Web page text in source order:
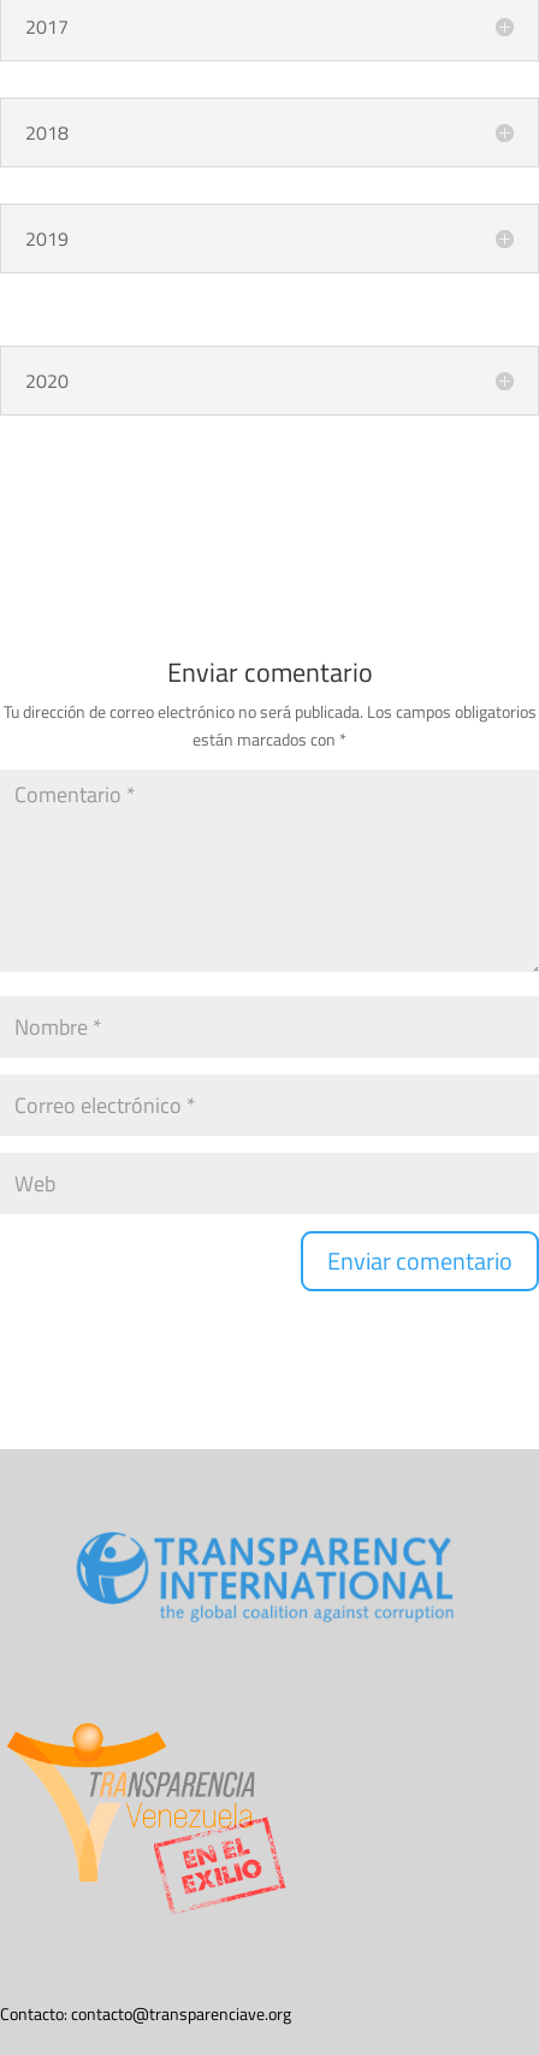
2017
2018
2019
2020
Enviar comentario
Tu dirección de correo electrónico no será publicada. Los campos obligatorios
están marcados con *
Contacto:contacto@transparenciave.org